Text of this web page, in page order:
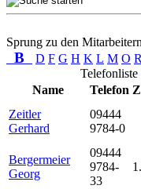
Sprung zu den
B D F G H K L M O R
Name
Telefon
Zeitler
Gerhard
09444
9784-0
Bergermeier
Georg
09444
9784-
33